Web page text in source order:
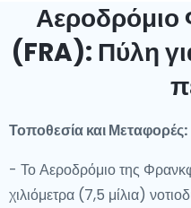
(FRA): Πύλη
Τοποθεσία και Μεταφορές:
- Το Αεροδρόμιο της
χιλιόμετρα (7,5 μίλια)